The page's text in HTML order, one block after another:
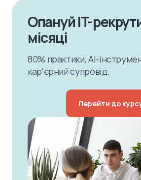
Опануй IT-
місяці
80% практики, AI-
кар'єрний супровід.
Перейти до